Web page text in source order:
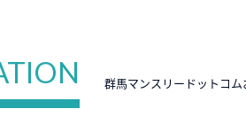
群馬マンスリードットコ